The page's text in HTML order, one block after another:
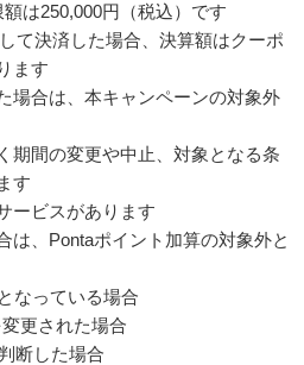
は250,000円（税込）です
て決済した場合、決算額はクーポ
ます
場合は、本キャンペーンの対象外
期間の変更や中止、対象となる条
す
ービスがあります
は、Pontaポイント加算の対象外と
なっている場合
更された場合
断した場合